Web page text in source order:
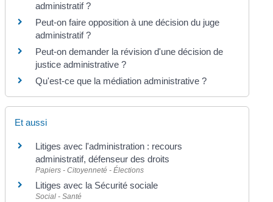
administratif ?
Peut-on faire opposition à une décision du juge
administratif ?
Peut-on demander la révision d'une décision de
justice administrative ?
Qu'est-ce que la médiation administrative ?
Et aussi
Litiges avec l'administration : recours
administratif, défenseur des droits
Papiers - Citoyenneté - Élections
Litiges avec la Sécurité sociale
Social - Santé